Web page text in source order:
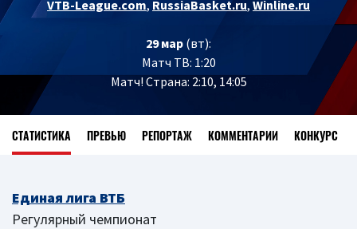
VTB-League.com, RussiaBasket.ru, Winline.ru
29 мар (вт):
Матч ТВ: 1:20
Матч! Страна: 2:10, 14:05
СТАТИСТИКА ПРЕВЬЮ РЕПОРТАЖ КОММЕНТАРИИ КОНКУРС
Единая лига ВТБ
Регулярный чемпионат